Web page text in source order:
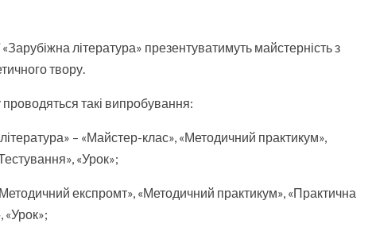
література» презентуватимуть майстерність з
твору.
проводяться такі випробування:
– «Майстер-клас», «Методичний практикум»,
«Урок»;
експромт», «Методичний практикум», «Практична
«Урок»;